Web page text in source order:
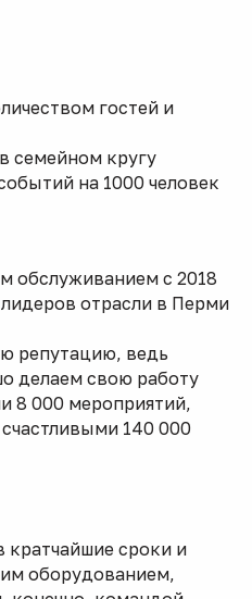
гостей и
семейном кругу
на 1000 человек
обслуживанием с 2018
отрасли в Перми
репутацию, ведь
делаем свою работу
8 000 мероприятий,
140 000
кратчайшие сроки и
оборудованием,